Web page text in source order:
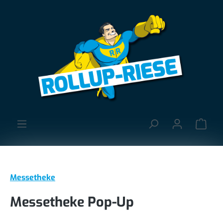
Messetheke
Messetheke Pop-Up